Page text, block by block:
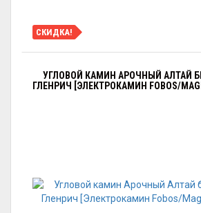
СКИДКА!
УГЛОВОЙ КАМИН АРОЧНЫЙ АЛТАЙ
ГЛЕНРИЧ [ЭЛЕКТРОКАМИН FOBOS/